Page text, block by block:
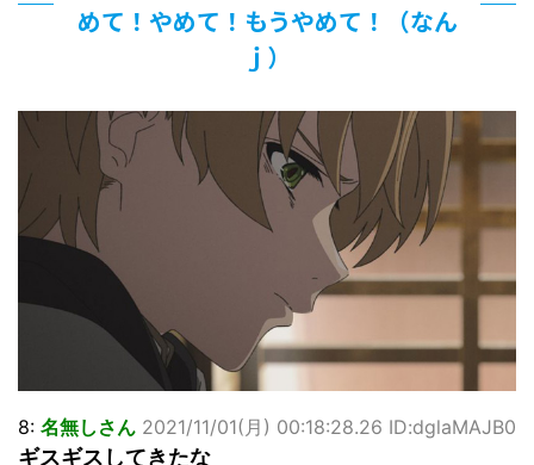
【画像】顔100点、体30点の女ｗｗｗ
佐藤絢音ちゃん(11)が万バズ！！
超能力が使えるようになったので限界まで極める事にした件
北原ももさんの挑発!!!
【画像】『プリズマ☆イリヤ』の新グッズ、流石に一線を越
えてしまう
敵「ダンクーガは合体するまでが長過ぎてつまらない」←合
体する前から面白いんだよなぁ
まとめチェッカーは閉鎖しました。RSSの解除をお願いしま
【信長の野望・新生】米問屋をどういう時にどこに建てるの
かわからない
めて！やめて！もうやめて！（なん
ｊ）
8: 名無しさん 2021/11/01(月) 00:18:28.26 ID:dglaMAJB0
ギスギスしてきたな